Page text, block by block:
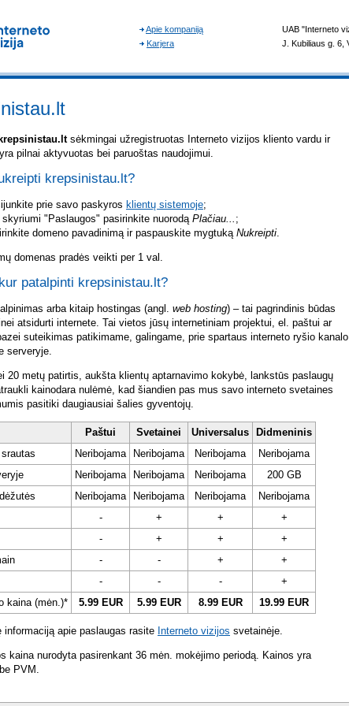
krepsinistau.ltsėkmingai užregistruotas Interneto vizijos kliento vardu ir
pilnai aktyvuotas bei paruoštas naudojimui.
krepsinistau.lt?
prie savo paskyros klientų sistemoje;
"Paslaugos" pasirinkite nuorodą Plačiau... ;
domeno pavadinimą ir paspauskite mygtuką Nukreipti.
domenas pradės veikti per 1 val.
patalpinti krepsinistau.lt?
arba kitaip hostingas (angl. web hosting) – tai pagrindinis būdas
atsidurti internete. Tai vietos jūsų internetiniam projektui, el. paštui ar
suteikimas patikimame, galingame, prie spartaus interneto ryšio kanalo
serveryje.
20 metų patirtis, aukšta klientų aptarnavimo kokybė, lankstūs paslaugų
kainodara nulėmė, kad šiandien pas mus savo interneto svetaines
pasitiki daugiausiai šalies gyventojų.
Paštui Svetainei Universalus
Didmeninis
Neribojama Neribojama Neribojama
Neribojama
Neribojama Neribojama Neribojama
200 GB
Neribojama Neribojama Neribojama
Neribojama
- + +
+
- + +
+
- - +
+
- - -
+
kaina (mėn.)*
5.99 EUR 5.99 EUR 8.99 EUR 19.99 EUR
informaciją apie paslaugas rasite Interneto vizijos svetainėje.
kaina nurodyta pasirenkant 36 mėn. mokėjimo periodą. Kainos yra
PVM.